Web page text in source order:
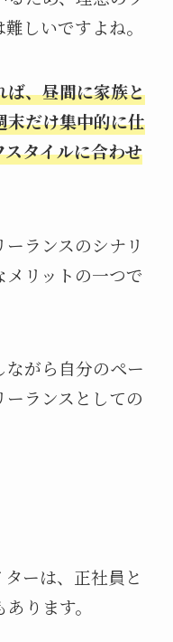
しいですよね。
ば、昼間に家族と
末だけ集中的に仕
タイルに合わせ
ランスのシナリ
リットの一つで
がら自分のペー
ランスとしての
ーは、正社員と
ります。